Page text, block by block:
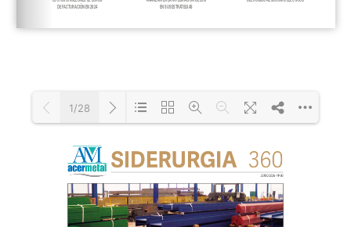
Loading PDF 70% ...
1/28